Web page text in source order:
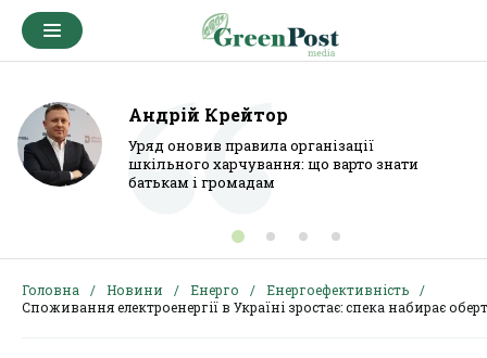
Андрій Крейтор
Уряд оновив правила організації
шкільного харчування: що варто знати
батькам і громадам
Головна Новини Енерго
Енергоефективність
Споживання електроенергії в Україні зростає: спека набирає